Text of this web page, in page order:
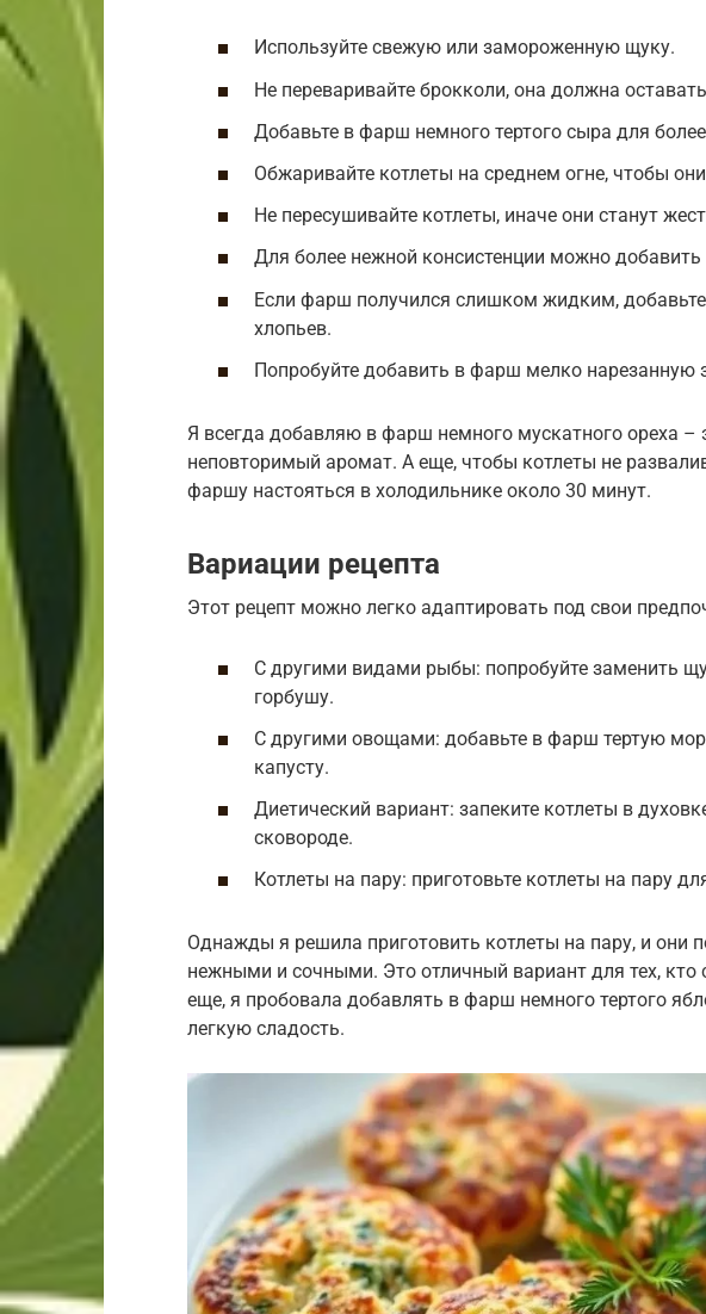
Используйте свежую или замороженную щуку.
Не переваривайте брокколи, она должна
Добавьте в фарш немного тертого сыра для
Обжаривайте котлеты на среднем огне, чтобы
Не пересушивайте котлеты, иначе они станут
Для более нежной консистенции можно
Если фарш получился слишком жидким,
хлопьев.
Попробуйте добавить в фарш мелко нарезанную
Я всегда добавляю в фарш немного мускатного ореха –
неповторимый аромат. А еще, чтобы котлеты не
фаршу настояться в холодильнике около 30 минут.
Вариации рецепта
Этот рецепт можно легко адаптировать под свои
С другими видами рыбы: попробуйте заменить
горбушу.
С другими овощами: добавьте в фарш тертую
капусту.
Диетический вариант: запеките котлеты в
сковороде.
Котлеты на пару: приготовьте котлеты на пару
Однажды я решила приготовить котлеты на пару, и они
нежными и сочными. Это отличный вариант для тех, кто
еще, я пробовала добавлять в фарш немного тертого
легкую сладость.